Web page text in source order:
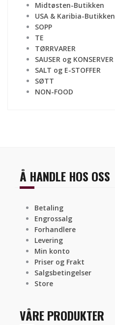
Midtøsten-Butikken
USA & Karibia-Butikken
SOPP
TE
TØRRVARER
SAUSER og KONSERVER
SALT og E-STOFFER
SØTT
NON-FOOD
Å HANDLE HOS OSS
Betaling
Engrossalg
Forhandlere
Levering
Min konto
Priser og Frakt
Salgsbetingelser
Store
VÅRE PRODUKTER